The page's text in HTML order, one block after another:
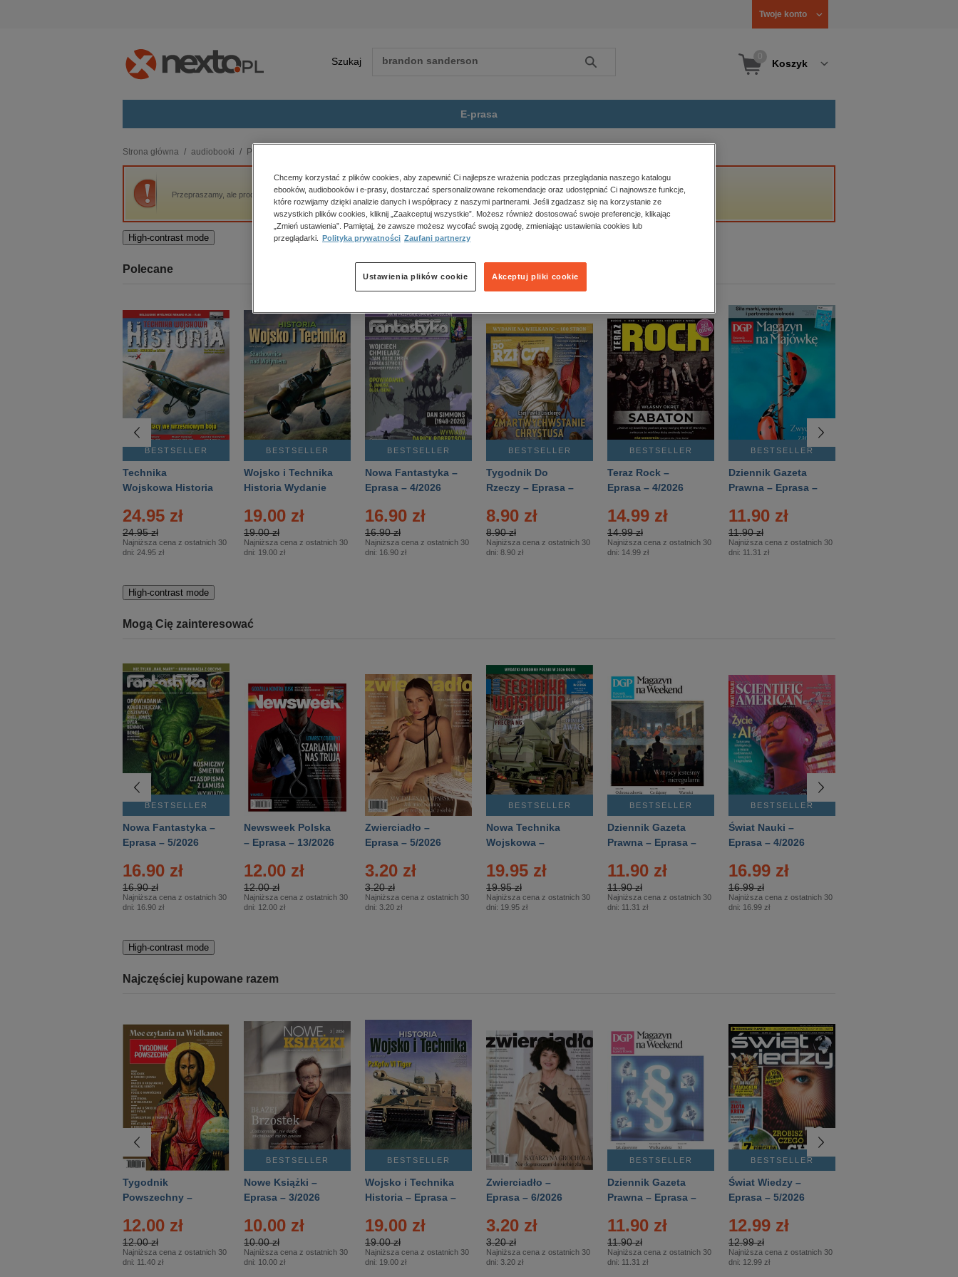
Twoje konto
Szukaj Szukaj Koszyk
E-prasa
budownictwo, aranżacja wnętrz
biznesowe, branżowe, gospodarka
darmowe wydania
edukacja
kobiece, lifestyle, kultura
polityka, społeczno-informacyjne
psychologiczne
inne
popularno-naukowe
historia
zdrowie
religie
Strona główna audiobooki Poradniki
Przepraszamy, ale produkt „Przywództwo skoncentrowane na zasadach” nie jest dostępny.
High-contrast mode
Polecane
BESTSELLER
Technika
Wojskowa Historia
24.95 zł
24.95 zł
Najniższa cena z ostatnich 30
dni: 24.95 zł
BESTSELLER
Wojsko i Technika
Historia Wydanie
– 2/2026
19.00 zł
19.00 zł
Najniższa cena z ostatnich 30
dni: 19.00 zł
BESTSELLER
Nowa Fantastyka –
Eprasa – 4/2026
16.90 zł
16.90 zł
Najniższa cena z ostatnich 30
dni: 16.90 zł
BESTSELLER
Tygodnik Do
Rzeczy – Eprasa –
8.90 zł
8.90 zł
Najniższa cena z ostatnich 30
dni: 8.90 zł
BESTSELLER
Teraz Rock –
Eprasa – 4/2026
14.99 zł
14.99 zł
Najniższa cena z ostatnich 30
dni: 14.99 zł
BESTSELLER
Dziennik Gazeta
Prawna – Eprasa –
11.90 zł
11.90 zł
Najniższa cena z ostatnich 30
dni: 11.31 zł
High-contrast mode
Mogą Cię zainteresować
BESTSELLER
Nowa Fantastyka –
Eprasa – 5/2026
16.90 zł
16.90 zł
Najniższa cena z ostatnich 30
dni: 16.90 zł
Newsweek Polska
– Eprasa – 13/2026
12.00 zł
12.00 zł
Najniższa cena z ostatnich 30
dni: 12.00 zł
Zwierciadło –
Eprasa – 5/2026
3.20 zł
3.20 zł
Najniższa cena z ostatnich 30
dni: 3.20 zł
BESTSELLER
Nowa Technika
Wojskowa –
19.95 zł
19.95 zł
Najniższa cena z ostatnich 30
dni: 19.95 zł
BESTSELLER
Dziennik Gazeta
Prawna – Eprasa –
11.90 zł
11.90 zł
Najniższa cena z ostatnich 30
dni: 11.31 zł
BESTSELLER
Świat Nauki –
Eprasa – 4/2026
16.99 zł
16.99 zł
Najniższa cena z ostatnich 30
dni: 16.99 zł
High-contrast mode
Najczęściej kupowane razem
Tygodnik
Powszechny –
12.00 zł
12.00 zł
Najniższa cena z ostatnich 30
dni: 11.40 zł
BESTSELLER
Nowe Książki –
Eprasa – 3/2026
10.00 zł
10.00 zł
Najniższa cena z ostatnich 30
dni: 10.00 zł
BESTSELLER
Wojsko i Technika
Historia – Eprasa –
19.00 zł
19.00 zł
Najniższa cena z ostatnich 30
dni: 19.00 zł
Zwierciadło –
Eprasa – 6/2026
3.20 zł
3.20 zł
Najniższa cena z ostatnich 30
dni: 3.20 zł
BESTSELLER
Dziennik Gazeta
Prawna – Eprasa –
11.90 zł
11.90 zł
Najniższa cena z ostatnich 30
dni: 11.31 zł
BESTSELLER
Świat Wiedzy –
Eprasa – 5/2026
12.99 zł
12.99 zł
Najniższa cena z ostatnich 30
dni: 12.99 zł
Chcemy korzystać z plików cookies, aby zapewnić Ci najlepsze wrażenia podczas przeglądania naszego katalogu
ebooków, audiobooków i e-prasy, dostarczać spersonalizowane rekomendacje oraz udostępniać Ci najnowsze funkcje,
które rozwijamy dzięki analizie danych i współpracy z naszymi partnerami. Jeśli zgadzasz się na korzystanie ze
wszystkich plików cookies, kliknij „Zaakceptuj wszystkie”. Możesz również dostosować swoje preferencje, klikając
„Zmień ustawienia”. Pamiętaj, że zawsze możesz wycofać swoją zgodę, zmieniając ustawienia cookies lub
przeglądarki.
Polityka prywatności Zaufani partnerzy
Akceptuj pliki cookie
Ustawienia plików cookie